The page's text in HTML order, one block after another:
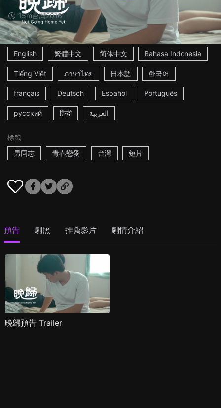
15m台灣2016
字幕
English
繁體中文 简体中文 Bahasa Indonesia
Tiếng Việt ภาษาไทย 日本語 한국어
français Deutsch Español Português
русский हिन्दी العربية
標籤
男同志
青春戀愛 台灣 短片
預告 劇照 推薦影片 劇情介紹
晚歸預告 Trailer